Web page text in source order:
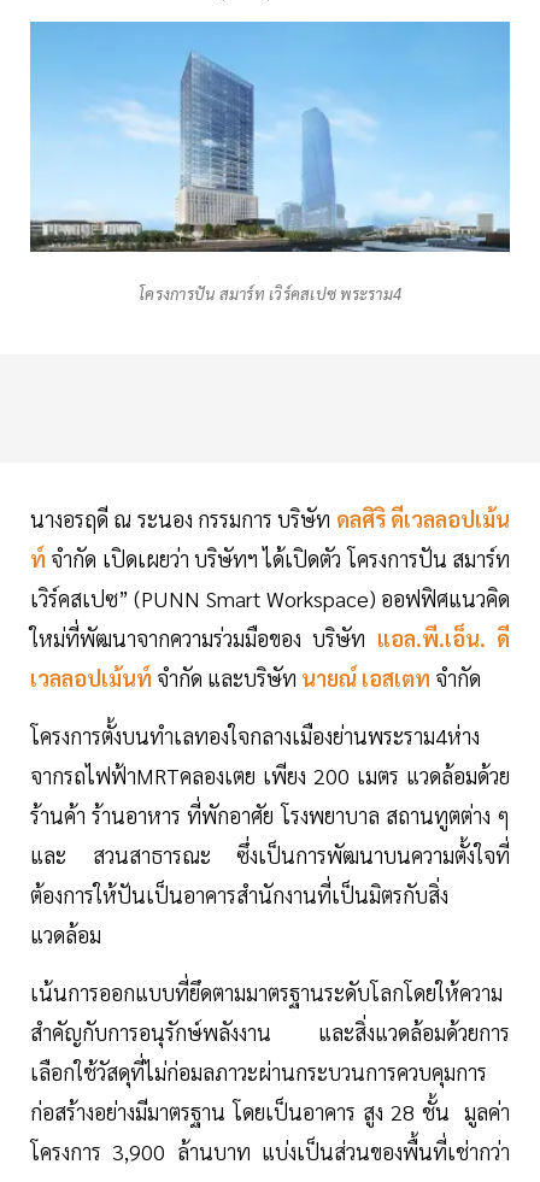
โครงการปัน สมาร์ท เวิร์คสเปซ พระราม4
นางอรฤดี ณ ระนอง กรรมการ บริษัท ดลศิริ ดีเวลลอปเม้น
ท์ จำกัด เปิดเผยว่า บริษัทฯ ได้เปิดตัว โครงการปัน สมาร์ท
เวิร์คสเปซ” (PUNN Smart Workspace) ออฟฟิศแนวคิด
ใหม่ที่พัฒนาจากความร่วมมือของ บริษัท แอล.พี.เอ็น. ดี
เวลลอปเม้นท์ จำกัด และบริษัท นายณ์ เอสเตท จำกัด
โครงการตั้งบนทำเลทองใจกลางเมืองย่านพระราม4ห่าง
จากรถไฟฟ้าMRTคลองเตย เพียง 200 เมตร แวดล้อมด้วย
ร้านค้า ร้านอาหาร ที่พักอาศัย โรงพยาบาล สถานทูตต่าง ๆ
และ สวนสาธารณะ ซึ่งเป็นการพัฒนาบนความตั้งใจที่
ต้องการให้ปันเป็นอาคารสำนักงานที่เป็นมิตรกับสิ่ง
แวดล้อม
เน้นการออกแบบที่ยึดตามมาตรฐานระดับโลกโดยให้ความ
สำคัญกับการอนุรักษ์พลังงาน และสิ่งแวดล้อมด้วยการ
เลือกใช้วัสดุที่ไม่ก่อมลภาวะผ่านกระบวนการควบคุมการ
ก่อสร้างอย่างมีมาตรฐาน โดยเป็นอาคาร สูง 28 ชั้น มูลค่า
โครงการ 3,900 ล้านบาท แบ่งเป็นส่วนของพื้นที่เช่ากว่า